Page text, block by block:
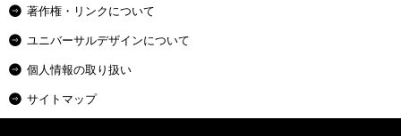
著作権・リンクについて
ユニバーサルデザインについて
個人情報の取り扱い
サイトマップ